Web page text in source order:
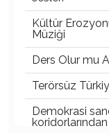
Kültür
Müziği
Ders Olur mu
Terörsüz
Demokrasi
koridorlarından